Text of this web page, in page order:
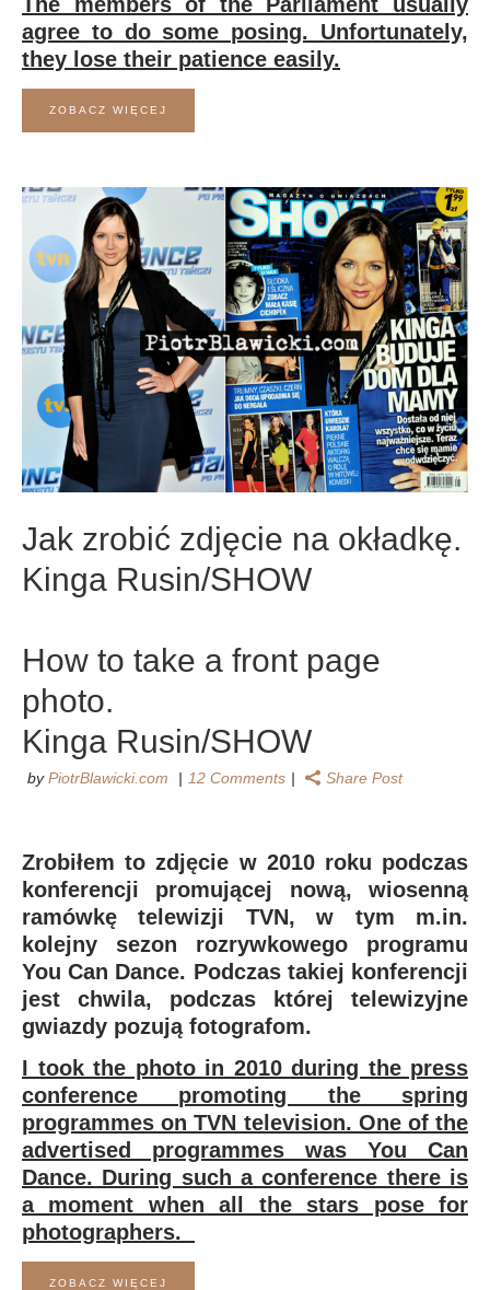
agree to do some posing. Unfortunately,
they lose their patience easily.
ZOBACZ WIĘCEJ
Jak zrobić zdjęcie na okładkę.
Kinga Rusin/SHOW
How to take a front page
photo.
Kinga Rusin/SHOW
byPiotrBlawicki.com 12 Comments Share Post
Zrobiłem to zdjęcie w 2010 roku podczas
konferencji promującej nową, wiosenną
ramówkę telewizji TVN, w tym m.in.
kolejny sezon rozrywkowego programu
You Can Dance. Podczas takiej konferencji
jest chwila, podczas której telewizyjne
gwiazdy pozują fotografom.
I took the photo in 2010 during the press
conference promoting the spring
programmes on TVN television. One of the
advertised programmes was You Can
Dance. During such a conference there is
a moment when all the stars pose for
photographers.
ZOBACZ WIĘCEJ